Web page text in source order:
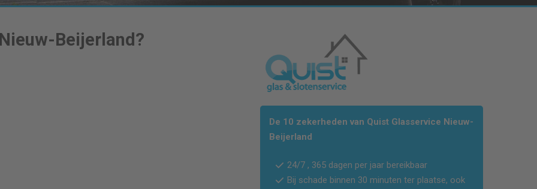
Nieuw-Beijerland ?
De 10 zekerheden van Quist Glasservice Nieuw-
Beijerland
24/7 , 365 dagen per jaar bereikbaar
Bij schade binnen 30 minuten ter plaatse, ook